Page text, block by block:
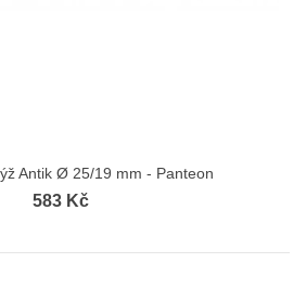
Antik Ø 25/19 mm - Panteon
583 Kč